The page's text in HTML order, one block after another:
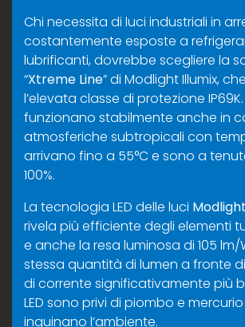
Chi necessita di luci industriali in
costantemente esposte a
lubrificanti, dovrebbe scegliere la
“Xtreme Line” di Modlight Illumix,
l’elevata classe di protezione
funzionano stabilmente anche in
atmosferiche subtropicali con
arrivano fino a 55°C e sono a
100%.
La tecnologia LED delle luci
rivela più efficiente degli elementi
e anche la resa luminosa di 105 lm/
stessa quantità di lumen a fronte
di corrente significativamente più
LED sono privi di piombo e
inquinano l’ambiente.